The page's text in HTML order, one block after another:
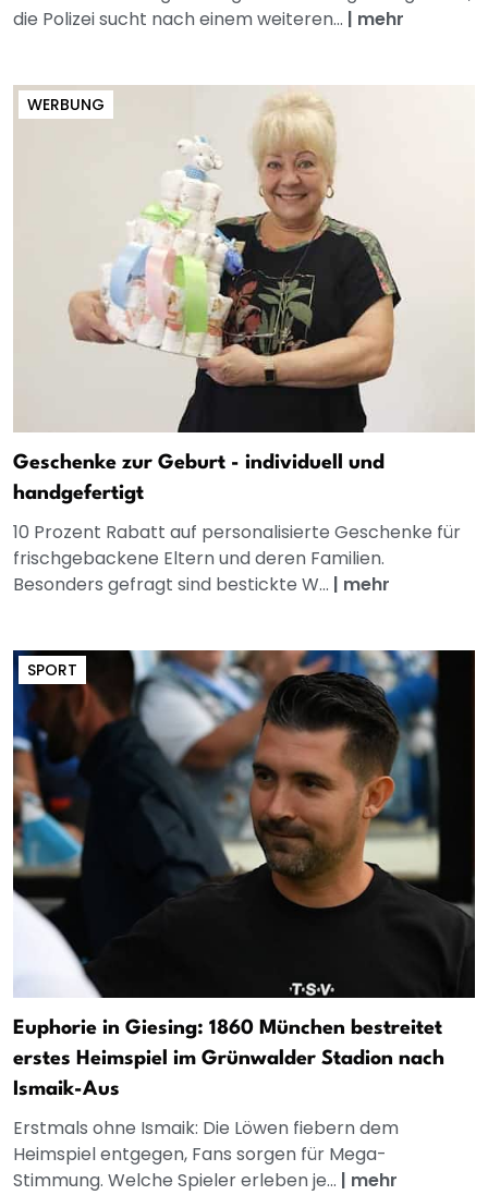
die Polizei sucht nach einem weiteren... | mehr
WERBUNG
Geschenke zur Geburt - individuell und
handgefertigt
10 Prozent Rabatt auf personalisierte Geschenke für
frischgebackene Eltern und deren Familien.
Besonders gefragt sind bestickte W... | mehr
SPORT
Euphorie in Giesing: 1860 München bestreitet
erstes Heimspiel im Grünwalder Stadion nach
Ismaik-Aus
Erstmals ohne Ismaik: Die Löwen fiebern dem
Heimspiel entgegen, Fans sorgen für Mega-
Stimmung. Welche Spieler erleben je... | mehr